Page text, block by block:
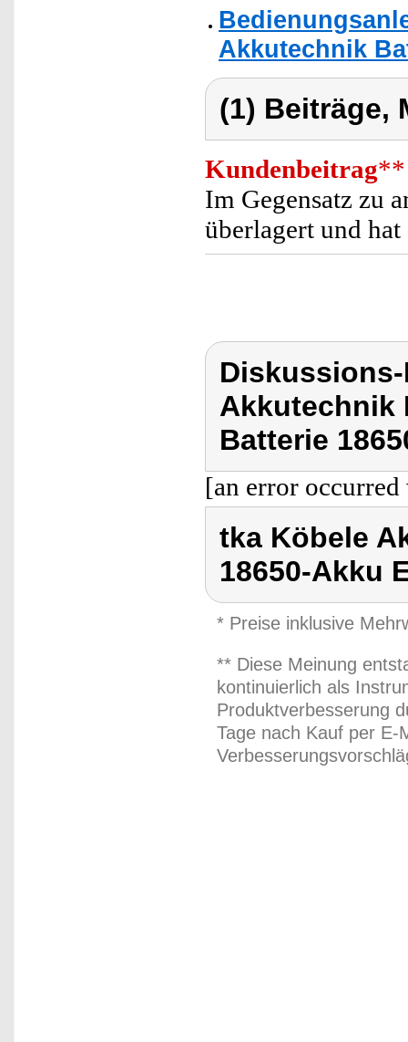
Akkutechnik
(1) Beiträge,
Kundenbeitrag**
Im Gegensatz zu
überlagert und
Akkutechnik
Batterie
[an error
tka Köbele
18650-Akku
* Preise inklusive
** Diese Meinung
kontinuierlich als
Produktverbesserung
Tage nach Kauf per E-